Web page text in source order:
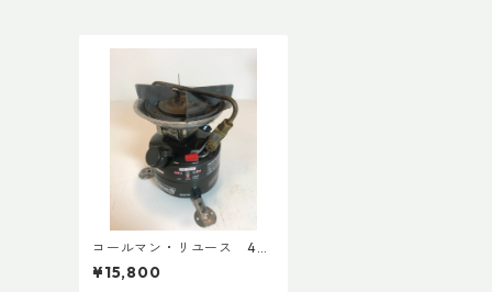
コールマン・リユース 44
2 2009年2月製 点検整備
済 8688
¥15,800